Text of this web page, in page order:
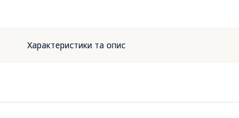
Характеристики та опис